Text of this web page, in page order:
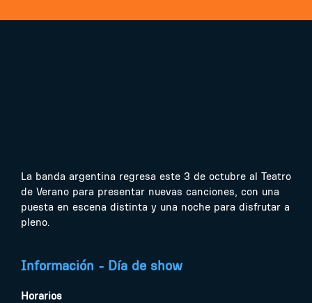
La banda argentina regresa este 3 de octubre al Teatro
de Verano para presentar nuevas canciones, con una
puesta en escena distinta y una noche para disfrutar a
pleno.
Información - Día de show
Horarios